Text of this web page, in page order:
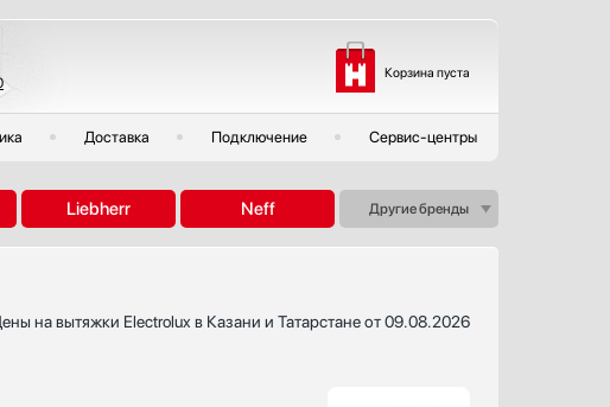
Корзина пуста
Доставка Подключение Сервис-центры
Liebherr Neff Другие бренды
на вытяжки Electrolux в Казани и Татарстане от 09.08.2026